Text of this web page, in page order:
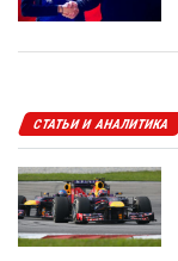
СТАТЬИ И АНАЛИТИКА